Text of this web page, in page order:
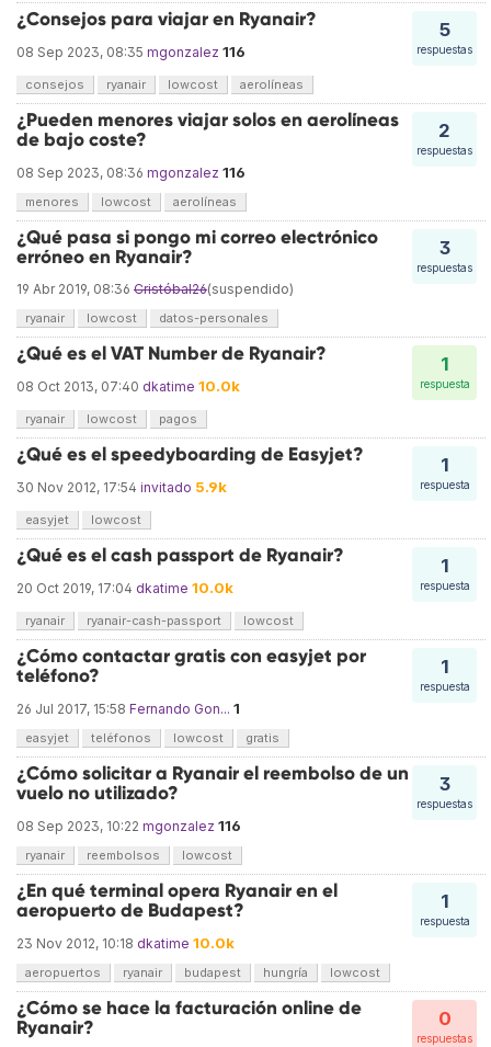
5
respuestas
¿Consejos para viajar en Ryanair?
08 Sep 2023, 08:35 mgonzalez 116
consejos ryanair lowcost aerolíneas
2
respuestas
¿Pueden menores viajar solos en aerolíneas
de bajo coste?
08 Sep 2023, 08:36 mgonzalez 116
menores lowcost aerolíneas
3
respuestas
¿Qué pasa si pongo mi correo electrónico
erróneo en Ryanair?
19 Abr 2019, 08:36 Cristóbal26(suspendido)
ryanair lowcost datos-personales
1
respuesta
¿Qué es el VAT Number de Ryanair?
08 Oct 2013, 07:40 dkatime 10.0k
ryanair lowcost pagos
1
respuesta
¿Qué es el speedyboarding de Easyjet?
30 Nov 2012, 17:54 invitado 5.9k
easyjet lowcost
1
respuesta
¿Qué es el cash passport de Ryanair?
20 Oct 2019, 17:04 dkatime 10.0k
ryanair ryanair-cash-passport lowcost
1
respuesta
¿Cómo contactar gratis con easyjet por
teléfono?
26 Jul 2017, 15:58 Fernando Gon... 1
easyjet teléfonos lowcost gratis
3
respuestas
¿Cómo solicitar a Ryanair el reembolso de un
vuelo no utilizado?
08 Sep 2023, 10:22 mgonzalez 116
ryanair reembolsos lowcost
1
respuesta
¿En qué terminal opera Ryanair en el
aeropuerto de Budapest?
23 Nov 2012, 10:18 dkatime 10.0k
aeropuertos ryanair budapest hungría lowcost
0
respuestas
¿Cómo se hace la facturación online de
Ryanair?